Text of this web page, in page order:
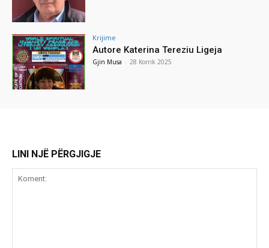
Krijime
Autore Katerina Tereziu Ligeja
Gjin Musa - 28 Korrik 2025
LINI NJË PËRGJIGJE